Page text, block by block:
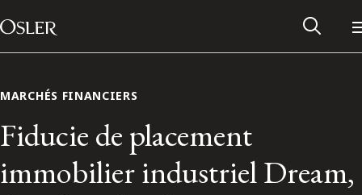
Passer au contenu
Main Navigation
MARCHÉS FINANCIERS
Fiducie de placement
immobilier industriel Dream,